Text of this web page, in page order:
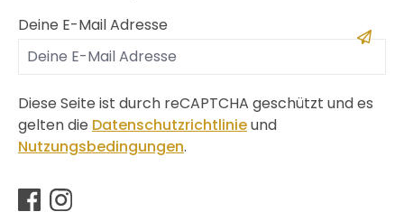
Deine E-Mail Adresse
Diese Seite ist durch reCAPTCHA geschützt und es
gelten die Datenschutzrichtlinieund
Nutzungsbedingungen.